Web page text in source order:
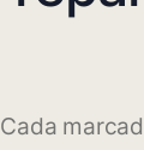
Cada